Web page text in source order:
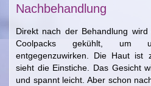
Nachbehandlung
Direkt nach der Behandlung
Coolpacks gekühlt, um
entgegenzuwirken. Die Haut ist
sieht die Einstiche. Das Gesicht
und spannt leicht. Aber schon